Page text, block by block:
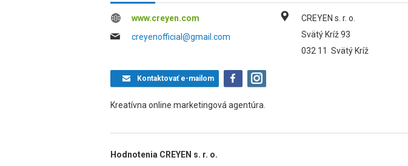
www.creyen.com
creyenofficial@gmail.com
CREYEN s. r. o.
Svätý Kríž 93
032 11 Svätý Kríž
Kontaktovaťe-mailom
Kreatívna online marketingová agentúra.
Hodnotenia CREYEN s. r. o.